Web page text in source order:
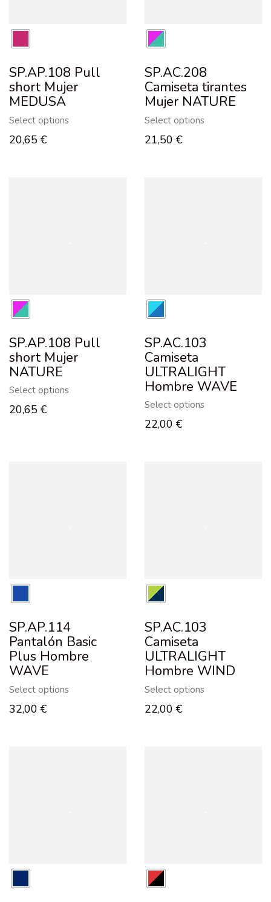
SP.AP.108 Pull
short Mujer
MEDUSA
Select options
20,65 €
SP.AC.208
Camiseta tirantes
Mujer NATURE
Select options
21,50 €
SP.AP.108 Pull
short Mujer
NATURE
Select options
20,65 €
SP.AC.103
Camiseta
ULTRALIGHT
Hombre WAVE
Select options
22,00 €
SP.AP.114
Pantalón Basic
Plus Hombre
WAVE
Select options
32,00 €
SP.AC.103
Camiseta
ULTRALIGHT
Hombre WIND
Select options
22,00 €